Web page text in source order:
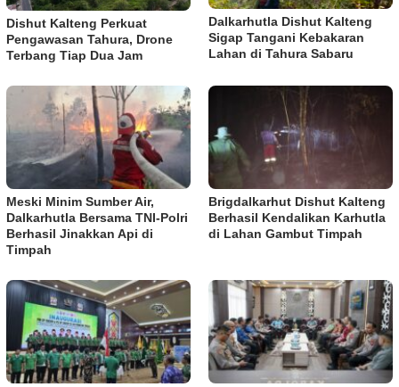
Dishut Kalteng Perkuat
Pengawasan Tahura, Drone
Terbang Tiap Dua Jam
Dalkarhutla Dishut Kalteng
Sigap Tangani Kebakaran
Lahan di Tahura Sabaru
Meski Minim Sumber Air,
Dalkarhutla Bersama TNI-Polri
Berhasil Jinakkan Api di
Timpah
Brigdalkarhut Dishut Kalteng
Berhasil Kendalikan Karhutla
di Lahan Gambut Timpah